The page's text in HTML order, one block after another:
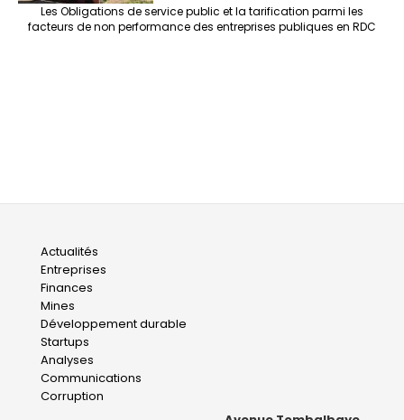
Les Obligations de service public et la tarification parmi les
facteurs de non performance des entreprises publiques en RDC
Main
navigation
Actualités
Entreprises
Finances
Mines
Développement durable
Startups
Analyses
Communications
Corruption